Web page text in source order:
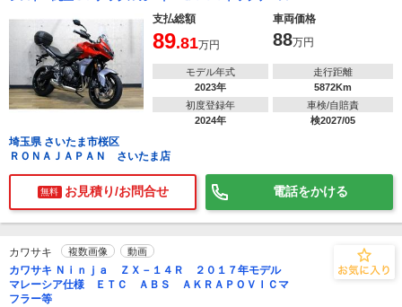
支払総額
車両価格
89.81万円 88万円
モデル年式
2023年
走行距離
5872Km
初度登録年
2024年
車検/自賠責
検2027/05
埼玉県 さいたま市桜区
ＲＯＮＡＪＡＰＡＮ さいたま店
無料 お見積り/お問合せ 電話をかける
カワサキ 複数画像 動画
カワサキ Ｎｉｎｊａ ＺＸ－１４Ｒ ２０１７年モデル
マレーシア仕様 ＥＴＣ ＡＢＳ ＡＫＲＡＰＯＶＩＣマ
フラー等